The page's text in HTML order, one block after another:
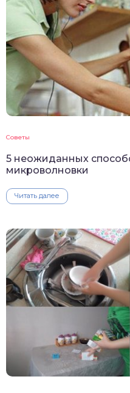
Советы
5 неожиданных
микроволновки
Читать далее